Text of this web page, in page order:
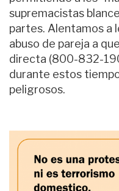
supremacistas blance
partes. Alentamos a l
abuso de pareja a
directa (800-832-
durante estos
peligrosos.